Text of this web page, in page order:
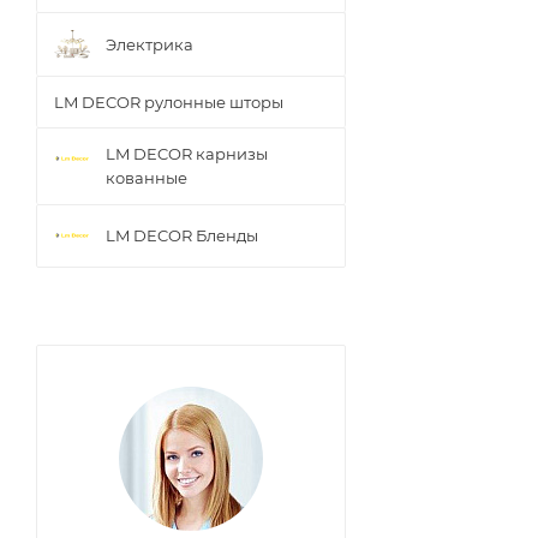
Электрика
LM DECOR рулонные шторы
LM DECOR карнизы
кованные
LM DECOR Бленды